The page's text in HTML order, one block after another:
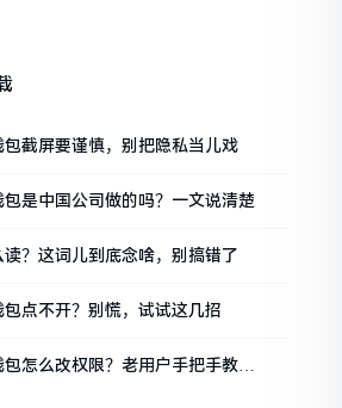
截屏要谨慎，别把隐私当儿戏
是中国公司做的吗？一文说清楚
？这词儿到底念啥，别搞错了
点不开？别慌，试试这几招
怎么改权限？老用户手把手教你